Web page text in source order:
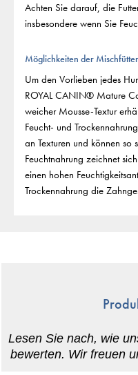
Achten Sie darauf, die
insbesondere wenn Sie
Möglichkeiten der
Um den Vorlieben jedes
ROYAL CANIN® Mature
weicher Mousse-Textur
Feucht- und
an Texturen und können so
Feuchtnahrung zeichnet
einen hohen
Trockennahrung die